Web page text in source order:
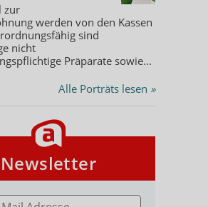
zur
werden von den Kassen
sind
nicht
Präparate sowie...
Alle Porträts lesen »
Newsletter